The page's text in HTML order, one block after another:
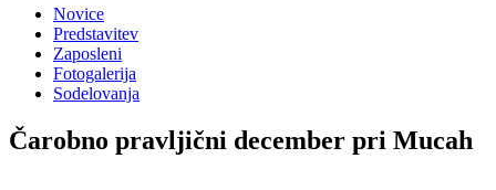
Novice
Predstavitev
Zaposleni
Fotogalerija
Sodelovanja
Čarobno pravljični december pri Mucah